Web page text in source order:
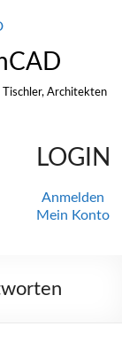
Architekten
LOGIN
Anmelden
Mein Konto